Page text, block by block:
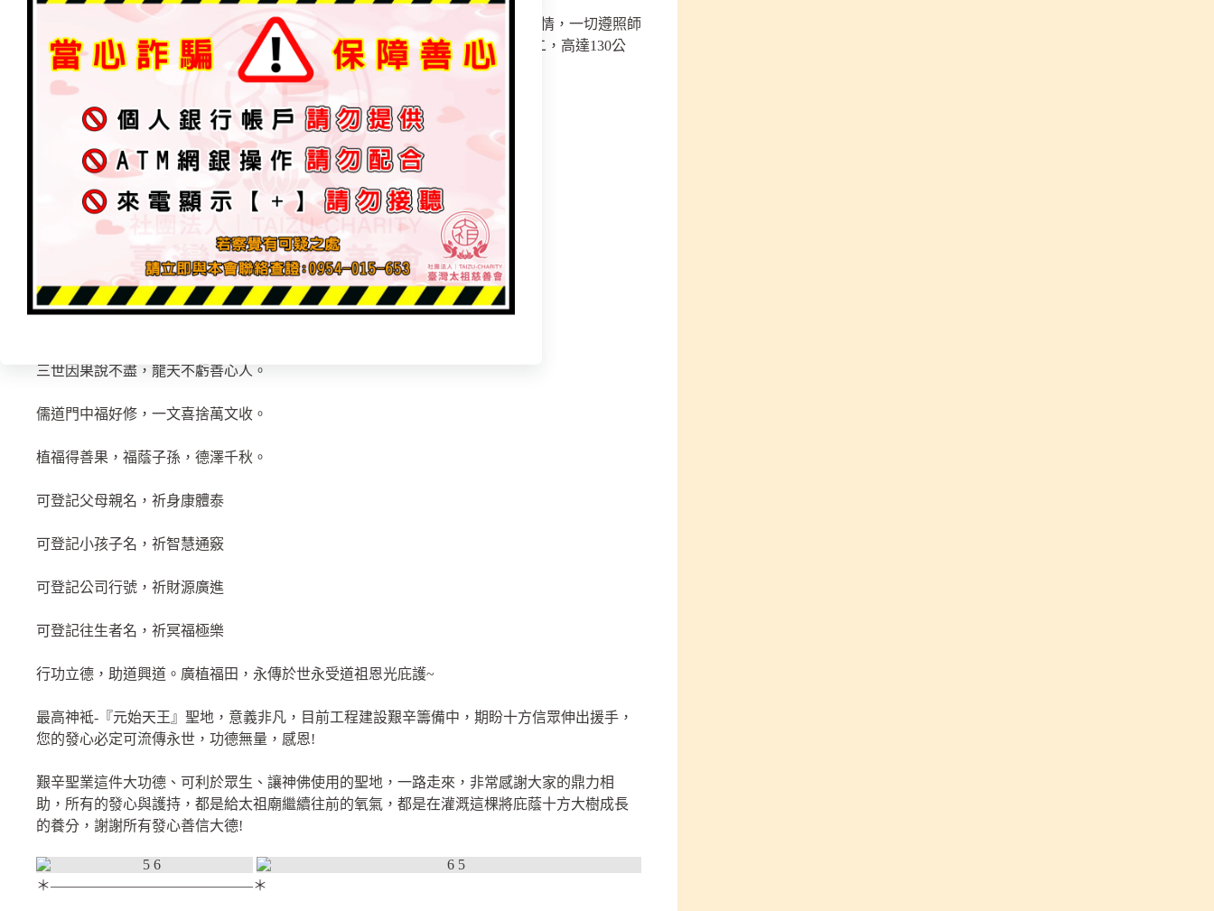
特別神奇的是~道祖師尊在令牌加上【大鵬金翅鳥-護法神】這我們都想不到的事情，一切遵照師
尊指示，手工銅雕、鍛造打造、安金上漆-工藝，非常厚重，莊嚴呈現，獨一無二，高達130公
分。
此~ 『雷王老祖– 雷王神令』，道場師尊所需
全手工鍛造銅雕，安金上漆【緣金 35萬】
讓70位善信大德發心認捐，『每位 – 五千緣金』
太祖廟-降旨，非常重視，神聖的任務
『今日發心種福田、日後子孫得福報』功德無量。
三世因果說不盡，龍天不虧善心人。
儒道門中福好修，一文喜捨萬文收。
植福得善果，福蔭子孫，德澤千秋。
可登記父母親名，祈身康體泰
可登記小孩子名，祈智慧通竅
可登記公司行號，祈財源廣進
可登記往生者名，祈冥福極樂
行功立德，助道興道。廣植福田，永傳於世永受道祖恩光庇護~
最高神袛-『元始天王』聖地，意義非凡，目前工程建設艱辛籌備中，期盼十方信眾伸出援手，
您的發心必定可流傳永世，功德無量，感恩!
艱辛聖業這件大功德、可利於眾生、讓神佛使用的聖地，一路走來，非常感謝大家的鼎力相
助，所有的發心與護持，都是給太祖廟繼續往前的氧氣，都是在灌溉這棵將庇蔭十方大樹成長
的養分，謝謝所有發心善信大德!
＊——————————————＊